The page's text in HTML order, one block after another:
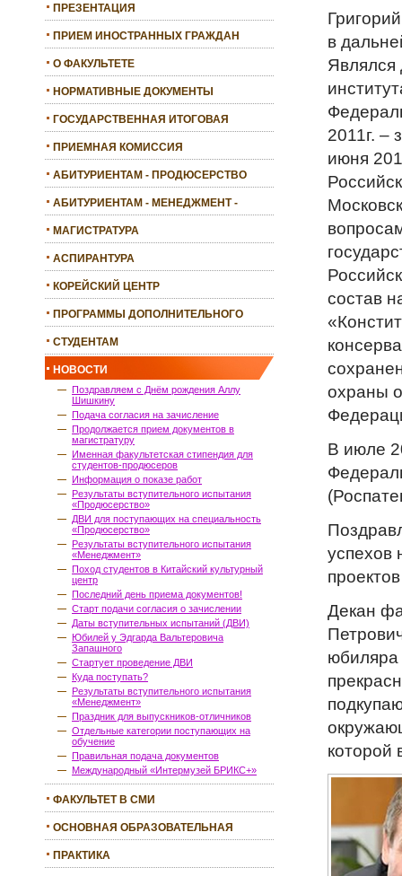
ПРЕЗЕНТАЦИЯ
ПРИЕМ ИНОСТРАННЫХ ГРАЖДАН
О ФАКУЛЬТЕТЕ
НОРМАТИВНЫЕ ДОКУМЕНТЫ
ГОСУДАРСТВЕННАЯ ИТОГОВАЯ
ПРИЕМНАЯ КОМИССИЯ
АБИТУРИЕНТАМ - ПРОДЮСЕРСТВО
АБИТУРИЕНТАМ - МЕНЕДЖМЕНТ -
МАГИСТРАТУРА
АСПИРАНТУРА
КОРЕЙСКИЙ ЦЕНТР
ПРОГРАММЫ ДОПОЛНИТЕЛЬНОГО
СТУДЕНТАМ
НОВОСТИ
Поздравляем с Днём рождения Аллу
Шишкину
Подача согласия на зачисление
Продолжается прием документов в
магистратуру
Именная факультетская стипендия для
студентов-продюсеров
Информация о показе работ
Результаты вступительного испытания
«Продюсерство»
ДВИ для поступающих на специальность
«Продюсерство»
Результаты вступительного испытания
«Менеджмент»
Поход студентов в Китайский культурный
центр
Последний день приема документов!
Старт подачи согласия о зачислении
Даты вступительных испытаний (ДВИ)
Юбилей у Эдгарда Вальтеровича
Запашного
Стартует проведение ДВИ
Куда поступать?
Результаты вступительного испытания
«Менеджмент»
Праздник для выпускников-отличников
Отдельные категории поступающих на
обучение
Правильная подача документов
Международный «Интермузей БРИКС+»
ФАКУЛЬТЕТ В СМИ
ОСНОВНАЯ ОБРАЗОВАТЕЛЬНАЯ
ПРАКТИКА
в
Являлся
2011г. –
июня
состав
охраны
В июле
успехов
Декан
юбиляра
которой